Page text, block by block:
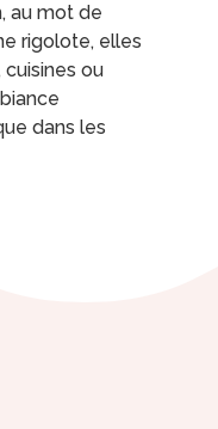
au mot de
rigolote, elles
ou
dans les